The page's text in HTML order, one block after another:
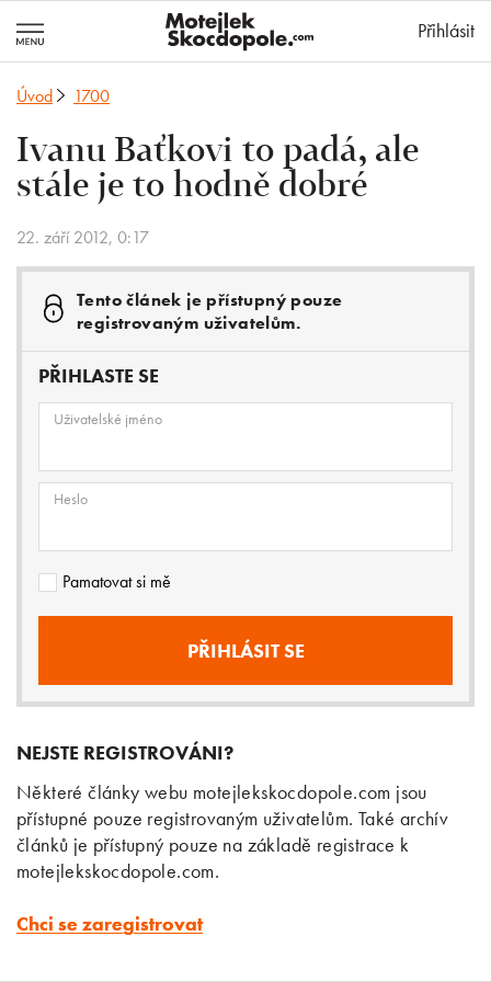
Přihlásit
Úvod 1700
Ivanu Baťkovi to padá, ale
stále je to hodně dobré
22. září 2012, 0:17
Tento článek je přístupný pouze
registrovaným uživatelům.
PŘIHLASTE SE
Uživatelské jméno
Heslo
Pamatovat si mě
NEJSTE REGISTROVÁNI?
Některé články webu motejlekskocdopole.com jsou
přístupné pouze registrovaným uživatelům. Také archív
článků je přístupný pouze na základě registrace k
motejlekskocdopole.com.
Chci se zaregistrovat